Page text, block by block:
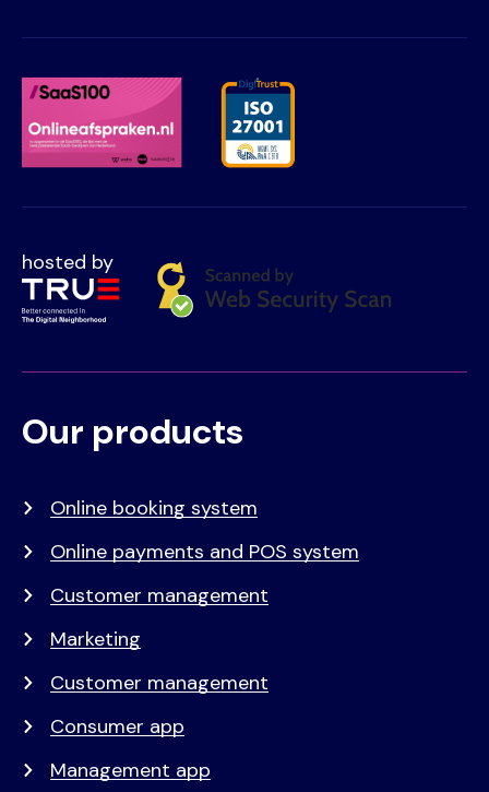
hosted by
Voet
Primair
Our products
Online booking system
Online payments and POS system
Customer management
Marketing
Customer management
Consumer app
Management app